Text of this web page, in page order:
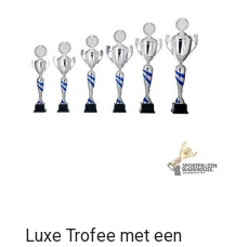
Luxe Trofee met een